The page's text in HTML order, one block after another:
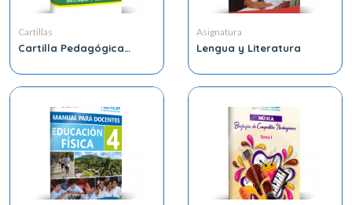
Cartillas
Cartilla Pedagógica
Sexualidad Primero a
Cuarto Grado de
Asignatura
Lengua y Literatura